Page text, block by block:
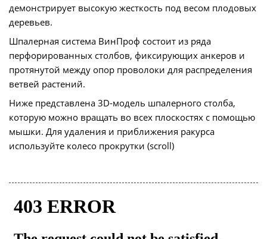
демонстрирует высокую жесткость под весом плодовых
деревьев.
Шпалерная система ВинПроф состоит из ряда
перфорированных столбов, фиксирующих анкеров и
протянутой между опор проволоки для распределения
ветвей растений.
Ниже представлена 3D-модель шпалерного столба,
которую можно вращать во всех плоскостях с помощью
мышки. Для удаления и приближения ракурса
используйте колесо прокрутки (scroll)